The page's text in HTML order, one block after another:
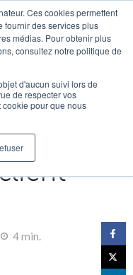
Ces cookies permettent
fournir des services plus
médias. Pour obtenir plus
consultez notre politique de
d'aucun suivi lors de
de respecter vos
pour que nous
4 min.